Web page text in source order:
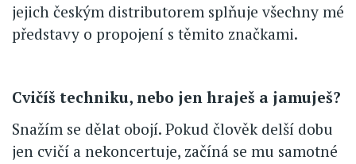
jejich českým distributorem splňuje všechny mé
představy o propojení s těmito značkami.
Cvičíš techniku, nebo jen hraješ a jamuješ?
Snažím se dělat obojí. Pokud člověk delší dobu
jen cvičí a nekoncertuje, začíná se mu samotné